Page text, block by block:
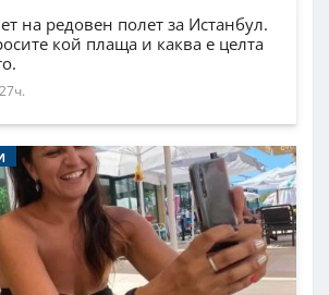
на редовен полет за Истанбул.
кой плаща и каква е целта